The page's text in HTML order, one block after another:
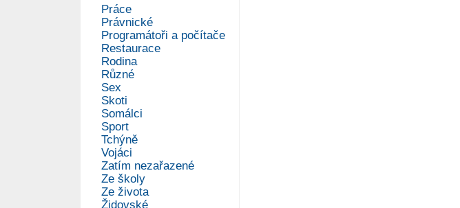
Práce
Právnické
Programátoři a počítače
Restaurace
Rodina
Různé
Sex
Skoti
Somálci
Sport
Tchýně
Vojáci
Zatím nezařazené
Ze školy
Ze života
Židovské